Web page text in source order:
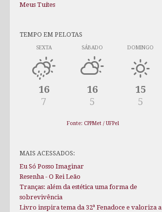
Meus Tuítes
TEMPO EM PELOTAS
SEXTA
16
7
SÁBADO
16
5
DOMINGO
15
5
Fonte: CPPMet / UFPel
MAIS ACESSADOS:
Eu Só Posso Imaginar
Resenha - O Rei Leão
Tranças: além da estética uma forma de
sobrevivência
Livro inspira tema da 32ª Fenadoce e valoriza a